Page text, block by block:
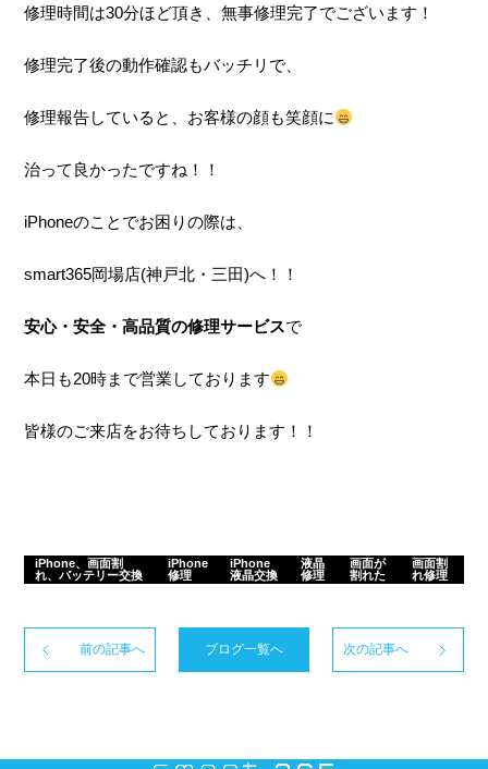
修理時間は30分ほど頂き、無事修理完了でございます！
修理完了後の動作確認もバッチリで、
修理報告していると、お客様の顔も笑顔に
治って良かったですね！！
iPhoneのことでお困りの際は、
smart365岡場店(神戸北・三田)へ！！
安心・安全・高品質の修理サービスで
本日も20時まで営業しております
皆様のご来店をお待ちしております！！
iPhone、画面割
れ、バッテリー交換
iPhone
修理
iPhone
液晶交換
液晶
修理
画面が
割れた
画面割
れ修理
前の記事へ ブログ一覧へ 次の記事へ